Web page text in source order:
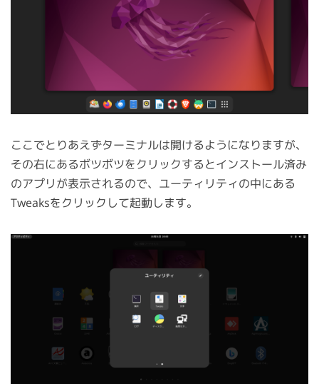
ここでとりあえずターミナルは開けるようになりますが、
その右にあるボツボツをクリックするとインストール済み
のアプリが表示されるので、ユーティリティの中にある
Tweaksをクリックして起動します。